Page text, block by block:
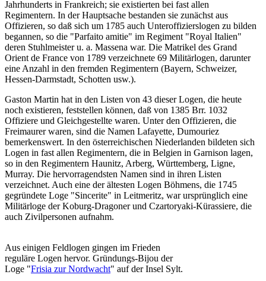
Jahrhunderts in Frankreich; sie existierten bei fast allen
Regimentern. In der Hauptsache bestanden sie zunächst aus
Offizieren, so daß sich um 1785 auch Unteroffizierslogen zu bilden
begannen, so die "Parfaito amitie" im Regiment "Royal Italien"
deren Stuhlmeister u. a. Massena war. Die Matrikel des Grand
Orient de France von 1789 verzeichnete 69 Militärlogen, darunter
eine Anzahl in den fremden Regimentern (Bayern, Schweizer,
Hessen-Darmstadt, Schotten usw.).
Gaston Martin hat in den Listen von 43 dieser Logen, die heute
noch existieren, feststellen können, daß von 1385 Brr. 1032
Offiziere und Gleichgestellte waren. Unter den Offizieren, die
Freimaurer waren, sind die Namen Lafayette, Dumouriez
bemerkenswert. In den österreichischen Niederlanden bildeten sich
Logen in fast allen Regimentern, die in Belgien in Garnison lagen,
so in den Regimentern Haunitz, Arberg, Württemberg, Ligne,
Murray. Die hervorragendsten Namen sind in ihren Listen
verzeichnet. Auch eine der ältesten Logen Böhmens, die 1745
gegründete Loge "Sincerite" in Leitmeritz, war ursprünglich eine
Militärloge der Koburg-Dragoner und Czartoryaki-Kürassiere, die
auch Zivilpersonen aufnahm.
Aus einigen Feldlogen gingen im Frieden
reguläre Logen hervor. Gründungs-Bijou der
Loge "Frisia zur Nordwacht" auf der Insel Sylt.